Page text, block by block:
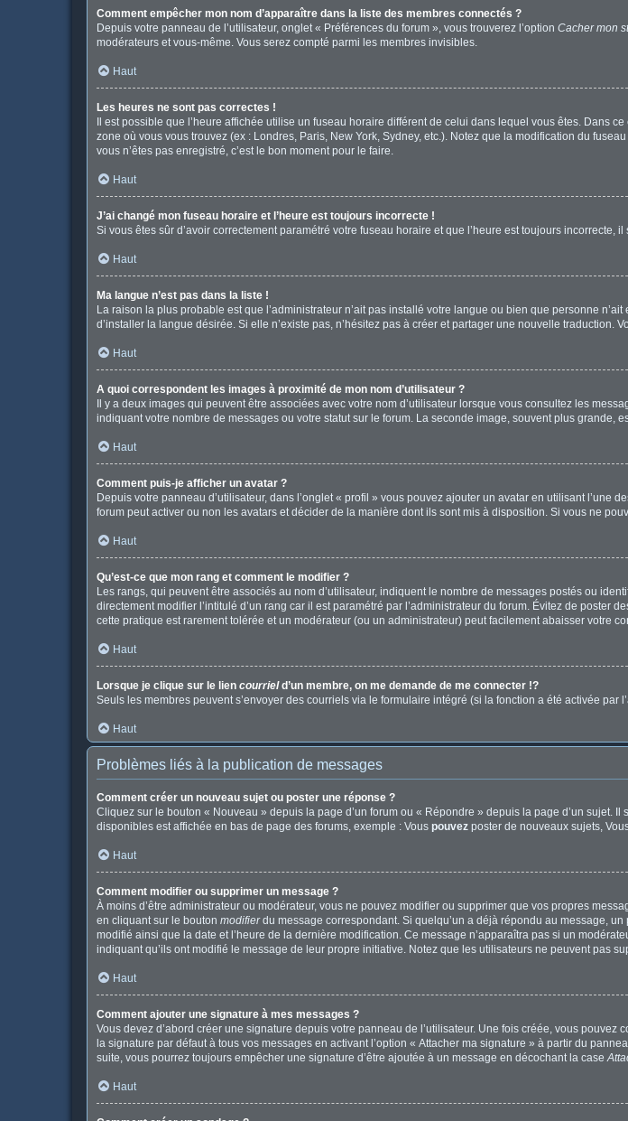
Comment empêcher mon nom d’apparaître dans la liste des membres connectés ?
Depuis votre panneau de l’utilisateur, onglet « Préférences du forum », vous trouverez l’option Cacher mon
modérateurs et vous-même. Vous serez compté parmi les membres invisibles.
Haut
Les heures ne sont pas correctes !
Il est possible que l’heure affichée utilise un fuseau horaire différent de celui dans lequel vous êtes. Dans ce
zone où vous vous trouvez (ex : Londres, Paris, New York, Sydney, etc.). Notez que la modification du
vous n’êtes pas enregistré, c’est le bon moment pour le faire.
Haut
J’ai changé mon fuseau horaire et l’heure est toujours incorrecte !
Si vous êtes sûr d’avoir correctement paramétré votre fuseau horaire et que l’heure est toujours
Haut
Ma langue n’est pas dans la liste !
La raison la plus probable est que l’administrateur n’ait pas installé votre langue ou bien que personne
d’installer la langue désirée. Si elle n’existe pas, n’hésitez pas à créer et partager une nouvelle traduction.
Haut
A quoi correspondent les images à proximité de mon nom d’utilisateur ?
Il y a deux images qui peuvent être associées avec votre nom d’utilisateur lorsque vous consultez les
indiquant votre nombre de messages ou votre statut sur le forum. La seconde image, souvent plus grande,
Haut
Comment puis-je afficher un avatar ?
Depuis votre panneau d’utilisateur, dans l’onglet « profil » vous pouvez ajouter un avatar en utilisant l’une
forum peut activer ou non les avatars et décider de la manière dont ils sont mis à disposition. Si vous ne
Haut
Qu’est-ce que mon rang et comment le modifier ?
Les rangs, qui peuvent être associés au nom d’utilisateur, indiquent le nombre de messages postés ou
directement modifier l’intitulé d’un rang car il est paramétré par l’administrateur du forum. Évitez de
cette pratique est rarement tolérée et un modérateur (ou un administrateur) peut facilement abaisser votre
Haut
Lorsque je clique sur le lien courrield’un membre, on me demande de me connecter !?
Seuls les membres peuvent s’envoyer des courriels via le formulaire intégré (si la fonction a été activée
Haut
Problèmes liés à la publication de messages
Comment créer un nouveau sujet ou poster une réponse ?
Cliquez sur le bouton « Nouveau » depuis la page d’un forum ou « Répondre » depuis la page d’un sujet.
disponibles est affichée en bas de page des forums, exemple : Vous pouvez poster de nouveaux sujets,
Haut
Comment modifier ou supprimer un message ?
À moins d’être administrateur ou modérateur, vous ne pouvez modifier ou supprimer que vos propres
en cliquant sur le bouton modifierdu message correspondant. Si quelqu’un a déjà répondu au message,
modifié ainsi que la date et l’heure de la dernière modification. Ce message n’apparaîtra pas si un
indiquant qu’ils ont modifié le message de leur propre initiative. Notez que les utilisateurs ne peuvent pas
Haut
Comment ajouter une signature à mes messages ?
Vous devez d’abord créer une signature depuis votre panneau de l’utilisateur. Une fois créée, vous pouvez
la signature par défaut à tous vos messages en activant l’option « Attacher ma signature » à partir du
suite, vous pourrez toujours empêcher une signature d’être ajoutée à un message en décochant la case
Haut